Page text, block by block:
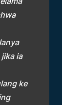
ia
ke